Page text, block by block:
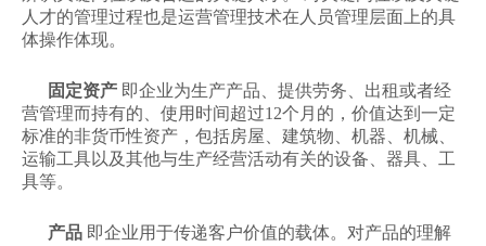
人才的管理过程也是运营管理技术在人员管理层面上的具
体操作体现。
固定资产 即企业为生产产品、提供劳务、出租或者经
营管理而持有的、使用时间超过12个月的，价值达到一定
标准的非货币性资产，包括房屋、建筑物、机器、机械、
运输工具以及其他与生产经营活动有关的设备、器具、工
具等。
产品 即企业用于传递客户价值的载体。对产品的理解